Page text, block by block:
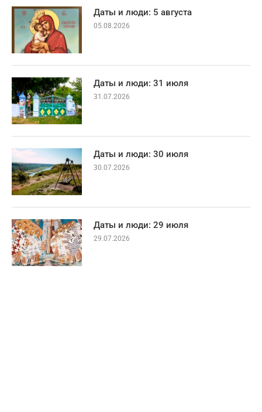
Даты и люди: 5 августа
05.08.2026
Даты и люди: 31 июля
31.07.2026
Даты и люди: 30 июля
30.07.2026
Даты и люди: 29 июля
29.07.2026